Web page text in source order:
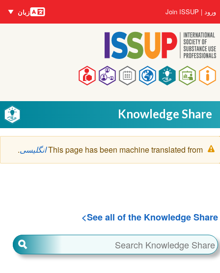
به
محتوای
اصلی
Main
navigation
User
account
menu
ورود Join ISSUP زبان‌ها
زبان
Knowledge Share
پیغام
هشدار
This page has been machine translated fromانگلیسی.
See all of the Knowledge Share